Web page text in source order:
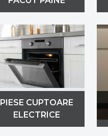
PIESE CUPTOARE
ELECTRICE